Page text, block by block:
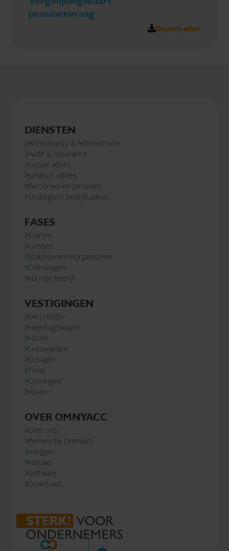
pensioenvraag
Downloaden
DIENSTEN
Accountancy & Administratie
Audit & Assurance
Fiscaal advies
Juridisch advies
Personeel en pensioen
Strategisch bedrijfsadvies
FASES
Starten
Groeien
Stabiliseren/reorganiseren
Overdragen
Na mijn bedrijf
VESTIGINGEN
Den Helder
Heerhugowaard
Hoorn
Leeuwarden
Schagen
Texel
Groningen
Assen
OVER OMNYACC
Over ons
Werken bij Omnyacc
Inloggen
Nieuws
Software
Downloads